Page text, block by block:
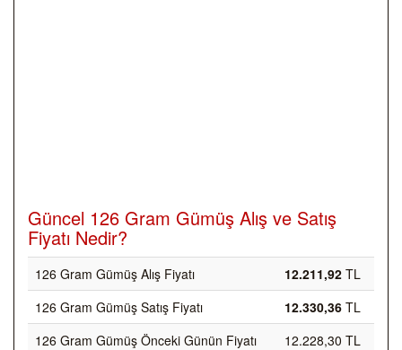
Güncel 126 Gram Gümüş Alış ve Satış
Fiyatı Nedir?
126 Gram Gümüş Alış Fiyatı 12.211,92 TL
126 Gram Gümüş Satış Fiyatı
12.330,36 TL
126 Gram Gümüş Önceki Günün Fiyatı
12.228,30 TL